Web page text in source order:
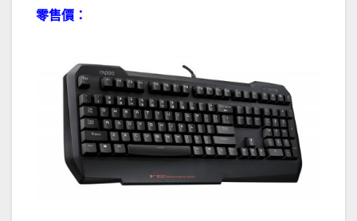
零售價：